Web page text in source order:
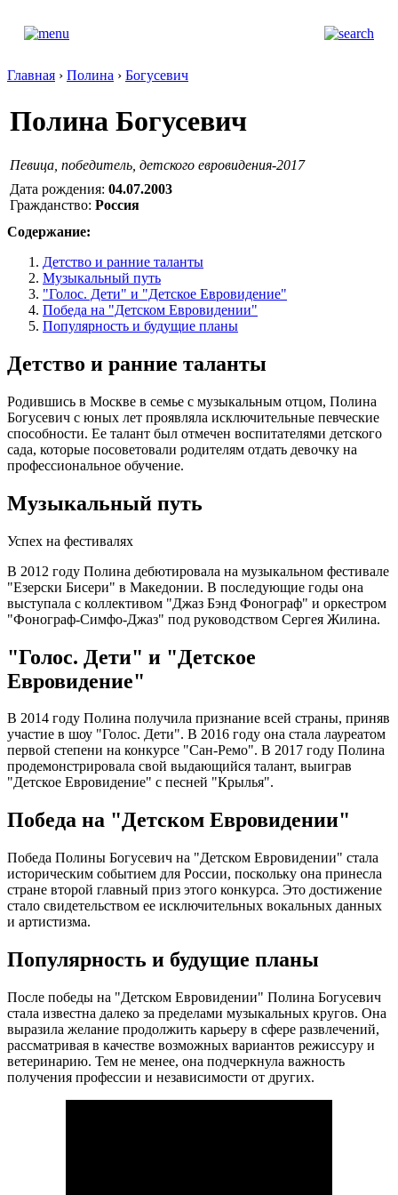
Главная › Полина › Богусевич
Полина Богусевич
Певица, победитель, детского евровидения-2017
Дата рождения: 04.07.2003
Гражданство: Россия
Содержание:
Детство и ранние таланты
Музыкальный путь
"Голос. Дети" и "Детское Евровидение"
Победа на "Детском Евровидении"
Популярность и будущие планы
Детство и ранние таланты
Родившись в Москве в семье с музыкальным отцом, Полина
Богусевич с юных лет проявляла исключительные певческие
способности. Ее талант был отмечен воспитателями детского
сада, которые посоветовали родителям отдать девочку на
профессиональное обучение.
Музыкальный путь
Успех на фестивалях
В 2012 году Полина дебютировала на музыкальном фестивале
"Езерски Бисери" в Македонии. В последующие годы она
выступала с коллективом "Джаз Бэнд Фонограф" и оркестром
"Фонограф-Симфо-Джаз" под руководством Сергея Жилина.
"Голос. Дети" и "Детское
Евровидение"
В 2014 году Полина получила признание всей страны, приняв
участие в шоу "Голос. Дети". В 2016 году она стала лауреатом
первой степени на конкурсе "Сан-Ремо". В 2017 году Полина
продемонстрировала свой выдающийся талант, выиграв
"Детское Евровидение" с песней "Крылья".
Победа на "Детском Евровидении"
Победа Полины Богусевич на "Детском Евровидении" стала
историческим событием для России, поскольку она принесла
стране второй главный приз этого конкурса. Это достижение
стало свидетельством ее исключительных вокальных данных
и артистизма.
Популярность и будущие планы
После победы на "Детском Евровидении" Полина Богусевич
стала известна далеко за пределами музыкальных кругов. Она
выразила желание продолжить карьеру в сфере развлечений,
рассматривая в качестве возможных вариантов режиссуру и
ветеринарию. Тем не менее, она подчеркнула важность
получения профессии и независимости от других.